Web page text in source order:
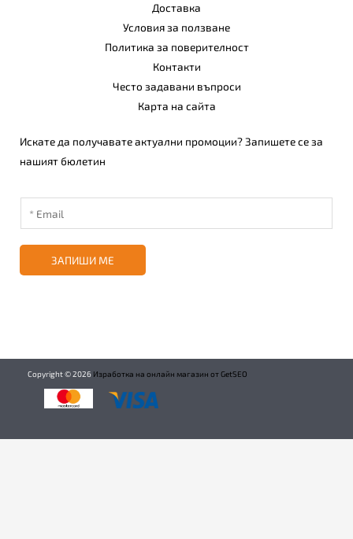
Доставка
Условия за ползване
Политика за поверителност
Контакти
Често задавани въпроси
Карта на сайта
Искате да получавате актуални промоции? Запишете се за
нашият бюлетин
ЗАПИШИ МЕ
Copyright ©2026 Изработка на онлайн магазин от GetSEO